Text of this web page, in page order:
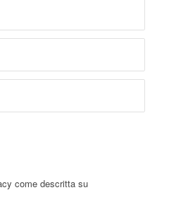
come descritta su